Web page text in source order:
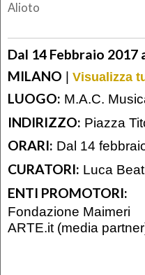
Alioto
Dal 14 Febbraio 2017
MILANO | Visualizza
LUOGO: M.A.C.
INDIRIZZO: Piazza
ORARI: Dal 14
CURATORI: Luca
ENTI PROMOTORI:
Fondazione Maimeri
ARTE.it (media